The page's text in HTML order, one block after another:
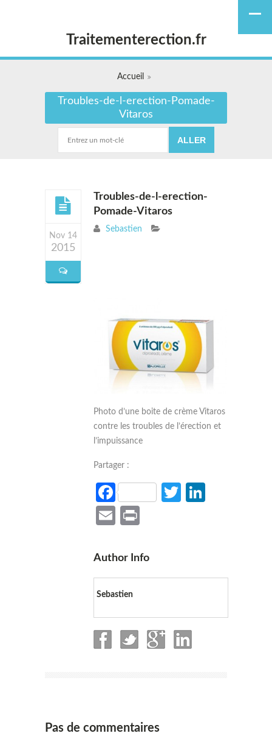
Traitementerection.fr
Accueil
Troubles-de-l-erection-Pomade-
Vitaros
Nov 14
2015
Troubles-de-l-erection-
Pomade-Vitaros
Sebastien
Photo d’une boite de crème Vitaros
contre les troubles de l’érection et
l’impuissance
Partager :
FacebookTwitter
Email
Author Info
Sebastien
Pas de commentaires